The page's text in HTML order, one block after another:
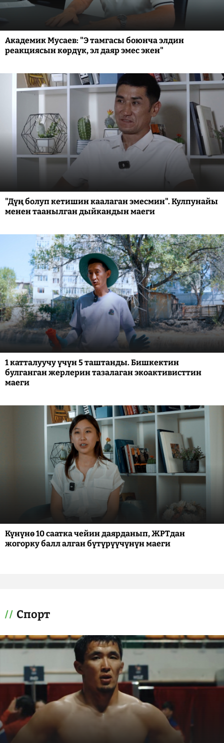
Академик Мусаев: "Э тамгасы боюнча элдин
реакциясын көрдүк, эл даяр эмес экен"
"Дүң болуп кетишин каалаган эмесмин". Кулпунайы
менен таанылган дыйкандын маеги
1 катталуучу үчүн 5 таштанды. Бишкектин
булганган жерлерин тазалаган экоактивисттин
маеги
Күнүнө 10 саатка чейин даярданып, ЖРТдан
жогорку балл алган бүтүрүүчүнүн маеги
Спорт